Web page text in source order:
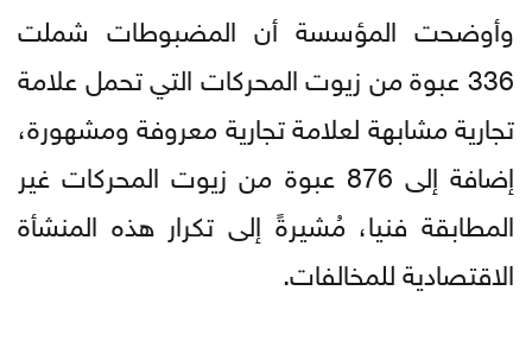
وأوضحت المؤسسة أن المضبوطات شملت
336 عبوة من زيوت المحركات التي تحمل علامة
تجارية مشابهة لعلامة تجارية معروفة ومشهورة،
إضافة إلى 876 عبوة من زيوت المحركات غير
المطابقة فنيا، مُشيرةً إلى تكرار هذه المنشأة
الاقتصادية للمخالفات.